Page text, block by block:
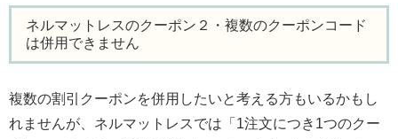
ネルマットレスのクーポン２・複数のクーポンコード
は併用できません
複数の割引クーポンを併用したいと考える方もいるかもし
れませんが、ネルマットレスでは「1注文につき1つのクー